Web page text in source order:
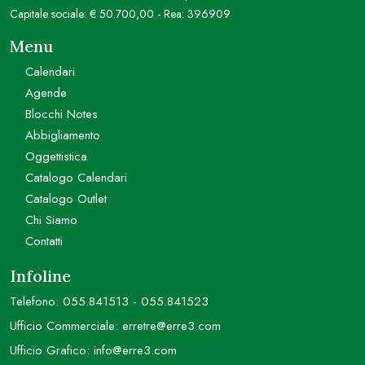
Capitale sociale: € 50.700,00 - Rea: 396909
Menu
Calendari
Agende
Blocchi Notes
Abbigliamento
Oggettistica
Catalogo Calendari
Catalogo Outlet
Chi Siamo
Contatti
Infoline
Telefono: 055.841513 - 055.841523
Ufficio Commerciale: erretre@erre3.com
Ufficio Grafico: info@erre3.com